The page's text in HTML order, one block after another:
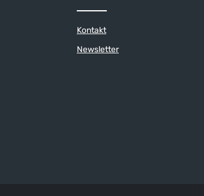
Kontakt
Newsletter